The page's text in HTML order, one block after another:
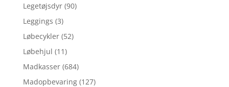
Legetøjsdyr (90)
Leggings (3)
Løbecykler (52)
Løbehjul (11)
Madkasser (684)
Madopbevaring (127)